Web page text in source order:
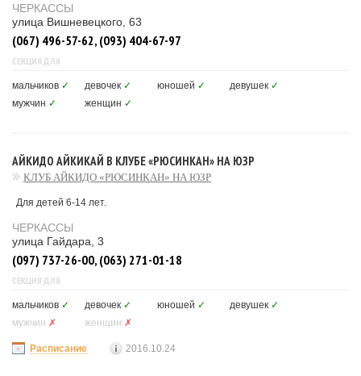
ЧЕРКАССЫ
улица Вишневецкого, 63
(067) 496-57-62, (093) 404-67-97
СЕКЦИЯ ДЛЯ
мальчиков ✓ девочек ✓ юношей ✓ девушек ✓
мужчин ✓ женщин ✓
АЙКИДО АЙКИКАЙ В КЛУБЕ «РЮСИНКАН» НА ЮЗР
КЛУБ АЙКИДО «РЮСИНКАН» НА ЮЗР
Для детей 6-14 лет.
ЧЕРКАССЫ
улица Гайдара, 3
(097) 737-26-00, (063) 271-01-18
СЕКЦИЯ ДЛЯ
мальчиков ✓ девочек ✓ юношей ✓ девушек ✓
мужчин ✗ женщин ✗
Расписание 2016.10.24